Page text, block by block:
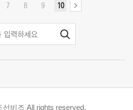
7 8 9 10
선비즈 All rights reserved.